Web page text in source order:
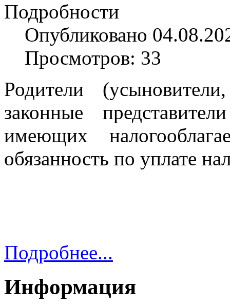
Подробности
Опубликовано
Просмотров: 33
Родители
законные
имеющих
обязанность по уплате
Подробнее...
Информация